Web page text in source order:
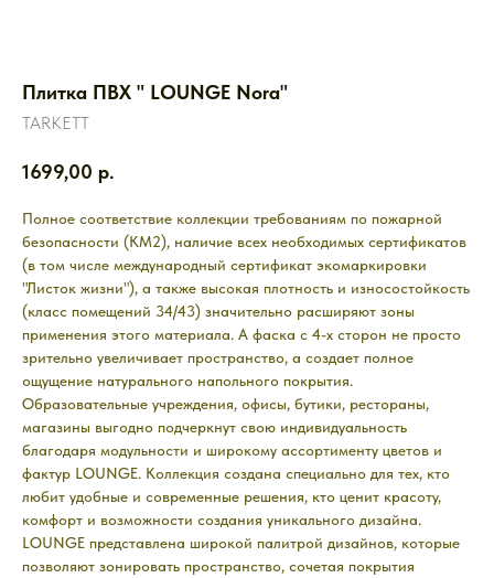
Плитка ПВХ " LOUNGE Nora"
TARKETT
1699,00 р.
Полное соответствие коллекции требованиям по пожарной
безопасности (КМ2), наличие всех необходимых сертификатов
(в том числе международный сертификат экомаркировки
"Листок жизни"), а также высокая плотность и износостойкость
(класс помещений 34/43) значительно расширяют зоны
применения этого материала. А фаска с 4-х сторон не просто
зрительно увеличивает пространство, а создает полное
ощущение натурального напольного покрытия.
Образовательные учреждения, офисы, бутики, рестораны,
магазины выгодно подчеркнут свою индивидуальность
благодаря модульности и широкому ассортименту цветов и
фактур LOUNGE. Коллекция создана специально для тех, кто
любит удобные и современные решения, кто ценит красоту,
комфорт и возможности создания уникального дизайна.
LOUNGE представлена широкой палитрой дизайнов, которые
позволяют зонировать пространство, сочетая покрытия